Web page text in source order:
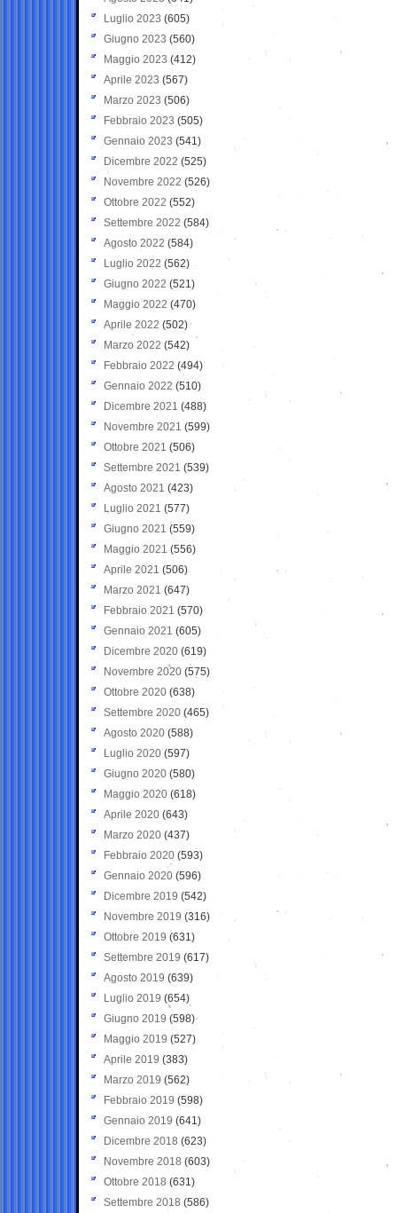
Luglio 2023 (605)
Giugno 2023 (560)
Maggio 2023 (412)
Aprile 2023 (567)
Marzo 2023 (506)
Febbraio 2023 (505)
Gennaio 2023 (541)
Dicembre 2022 (525)
Novembre 2022 (526)
Ottobre 2022 (552)
Settembre 2022 (584)
Agosto 2022 (584)
Luglio 2022 (562)
Giugno 2022 (521)
Maggio 2022 (470)
Aprile 2022 (502)
Marzo 2022 (542)
Febbraio 2022 (494)
Gennaio 2022 (510)
Dicembre 2021 (488)
Novembre 2021 (599)
Ottobre 2021 (506)
Settembre 2021 (539)
Agosto 2021 (423)
Luglio 2021 (577)
Giugno 2021(559)
Maggio 2021 (556)
Aprile 2021 (506)
Marzo 2021 (647)
Febbraio 2021 (570)
Gennaio 2021 (605)
Dicembre 2020 (619)
Novembre 2020 (575)
Ottobre 2020 (638)
Settembre 2020(465)
Agosto 2020 (588)
Luglio 2020 (597)
Giugno 2020 (580)
Maggio 2020 (618)
Aprile 2020 (643)
Marzo 2020 (437)
Febbraio 2020 (593)
Gennaio 2020 (596)
Dicembre 2019 (542)
Novembre 2019 (316)
Ottobre 2019 (631)
Settembre 2019 (617)
Agosto 2019 (639)
Luglio 2019 (654)
Giugno 2019 (598)
Maggio 2019 (527)
Aprile 2019 (383)
Marzo 2019 (562)
Febbraio 2019 (598)
Gennaio 2019 (641)
Dicembre 2018 (623)
Novembre 2018 (603)
Ottobre 2018 (631)
Settembre 2018 (586)